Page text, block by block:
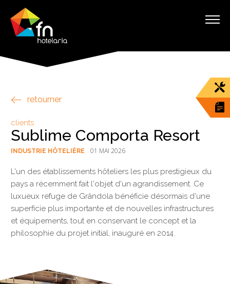
retourner
clients
Sublime Comporta Resort
INDUSTRIE HÔTELIÈRE 01 MAI 2026
L'un des établissements hôteliers les plus prestigieux du
pays a récemment fait l'objet d'un agrandissement. Ce
luxueux refuge de Grândola bénéficie désormais d'une
superficie plus importante et de nouvelles infrastructures
et équipements, tout en conservant le concept et la
philosophie du projet initial, inauguré en 2014.